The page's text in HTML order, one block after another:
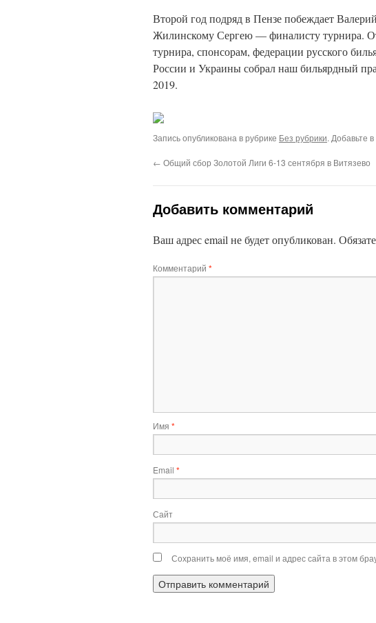
Второй год подряд в Пензе побеждает
Жилинскому Сергею — финалисту турнира.
турнира, спонсорам, федерации русского
России и Украины собрал наш бильярдный
2019.
Запись опубликована в рубрике Без рубрики. Добавьте
← Общий сбор Золотой Лиги 6-13 сентября в Витязево
Добавить комментарий
Ваш адрес email не будет опубликован.
Комментарий *
Имя *
Email *
Сайт
Сохранить моё имя, email и адрес сайта в этом